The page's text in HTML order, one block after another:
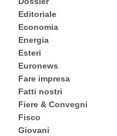
Editoriale
Economia
Energia
Esteri
Euronews
Fare impresa
Fatti nostri
Fiere & Convegni
Fisco
Giovani